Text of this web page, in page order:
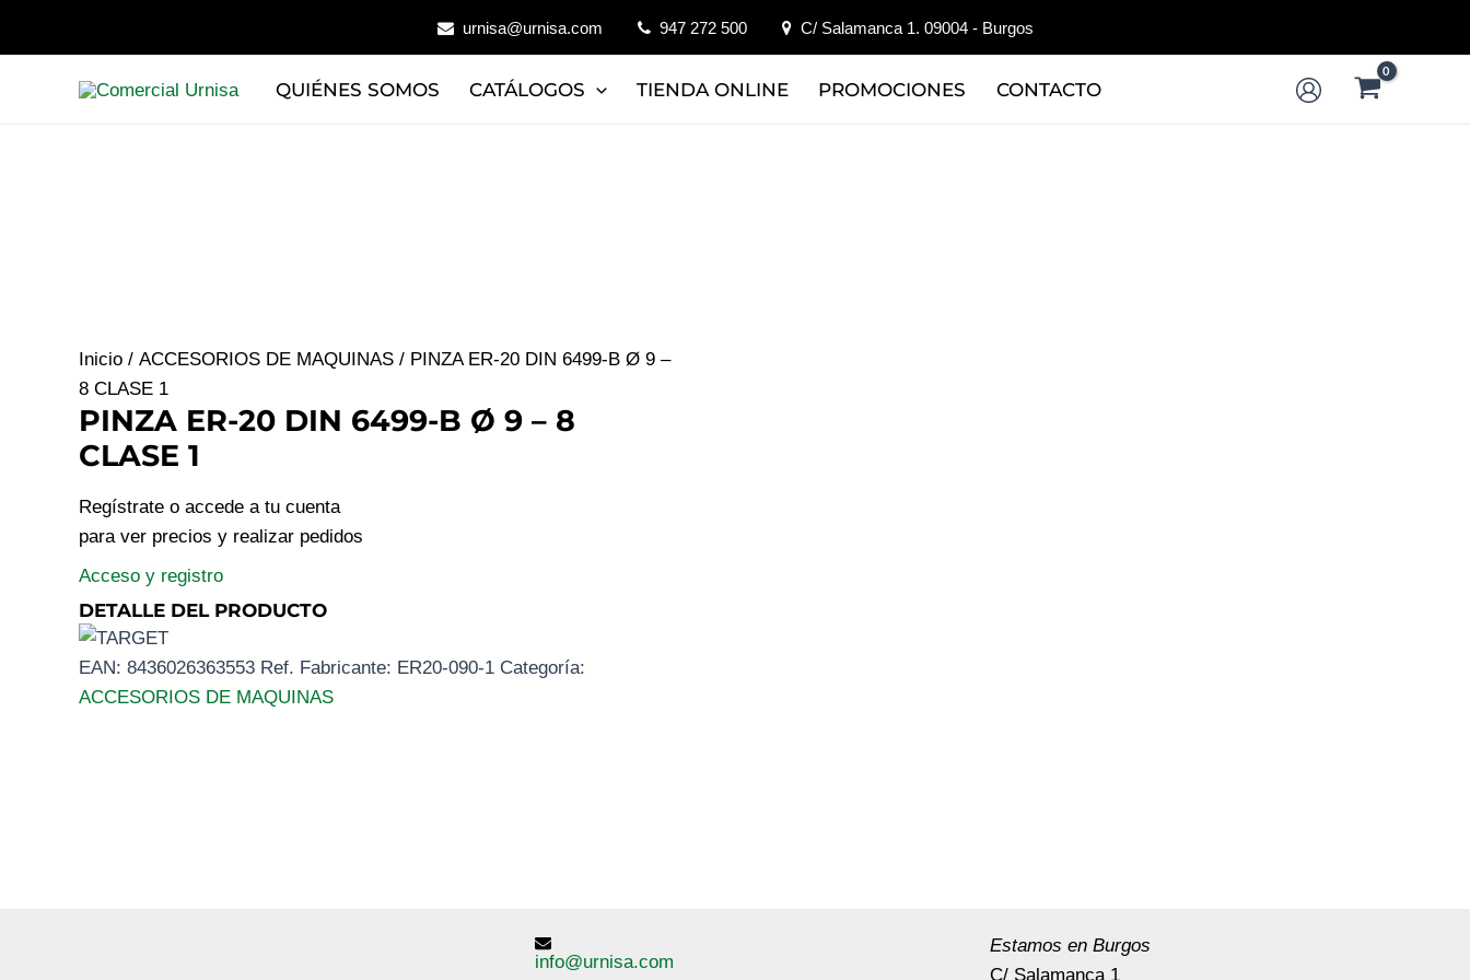
urnisa@urnisa.com 947 272 500 C/ Salamanca 1. 09004 - Burgos
QUIÉNES SOMOS CATÁLOGOS TIENDA ONLINE PROMOCIONES CONTACTO
Inicio / ACCESORIOS DE MAQUINAS / PINZA ER-20 DIN 6499-B Ø 9 –
8 CLASE 1
PINZA ER-20 DIN 6499-B Ø 9 – 8
CLASE 1
Regístrate o accede a tu cuenta
para ver precios y realizar pedidos
Acceso y registro
DETALLE DEL PRODUCTO
EAN: 8436026363553 Ref. Fabricante: ER20-090-1 Categoría:
ACCESORIOS DE MAQUINAS
info@urnisa.com
Estamos en Burgos
C/ Salamanca 1